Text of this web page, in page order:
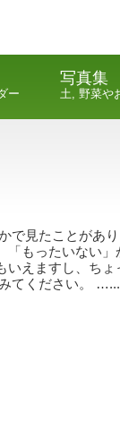
ー
写真集
土, 野菜や
で見たことがあ
「もったいない
いえますし、ち
てください。 …...